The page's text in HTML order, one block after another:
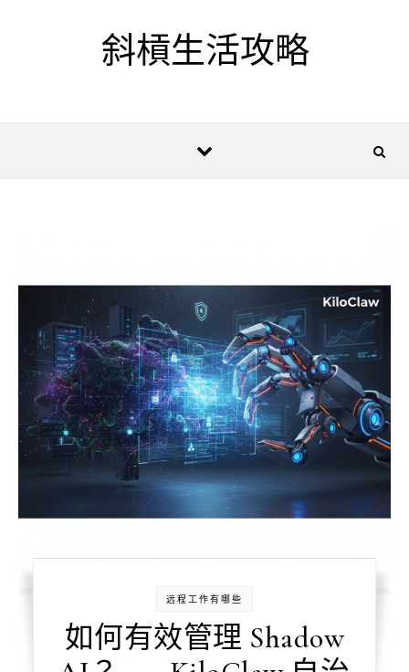
斜槓生活攻略
远程工作有哪些
如何有效管理 Shadow